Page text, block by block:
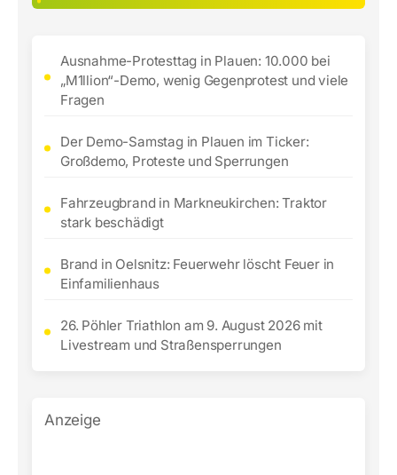
Ausnahme-Protesttag in Plauen: 10.000 bei
„M1llion“-Demo, wenig Gegenprotest und viele
Fragen
Der Demo-Samstag in Plauen im Ticker:
Großdemo, Proteste und Sperrungen
Fahrzeugbrand in Markneukirchen: Traktor
stark beschädigt
Brand in Oelsnitz: Feuerwehr löscht Feuer in
Einfamilienhaus
26. Pöhler Triathlon am 9. August 2026 mit
Livestream und Straßensperrungen
Anzeige